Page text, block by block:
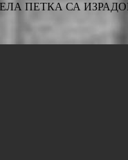
ПЕТКА СА